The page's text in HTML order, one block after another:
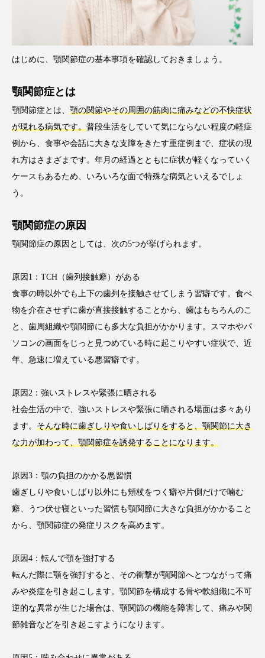
はじめに、顎関節症の基本事項を確認しておきましょう。
顎関節症とは
顎関節症とは、 顎の関節やその周囲の筋肉に痛みなどの不快症状
が現れる病気です。普段生活をしていて気にならない程度の軽症
例から、食事や会話に大きな支障をきたす重症例まで、症状の現
れ方はさまざまです。年月の経過とともに症状が軽くなっていく
ケースもあるため、いろいろな面で特殊な病気といえるでしょ
う。
顎関節症の原因
顎関節症の原因としては、次の5つが挙げられます。
原因1：TCH（歯列接触癖）がある
食事の時以外でも上下の歯列を接触させてしまう習癖です。食べ
物を介在させずに歯が直接接触することから、歯はもちろんのこ
と、歯周組織や顎関節にも多大な負担がかかります。スマホやパ
ソコンの画面をじっと見つめている時に起こりやすい症状で、近
年、急速に増えている悪習癖です。
原因2：強いストレスや緊張に晒される
社会生活の中で、強いストレスや緊張に晒される場面は多々あり
ます。 そんな時に歯ぎしりや食いしばりをすると、顎関節に大き
な力が加わって、顎関節症を誘発することになります。
原因3：顎の負担のかかる悪習慣
歯ぎしりや食いしばり以外にも頬杖をつく癖や片側だけで噛む
癖、うつ伏せ寝といった習慣も顎関節に大きな負担がかかること
から、顎関節症の発症リスクを高めます。
原因4：転んで顎を強打する
転んだ際に顎を強打すると、その衝撃が顎関節へとつながって痛
みや炎症を引き起こします。顎関節を構成する骨や軟組織に不可
逆的な異常が生じた場合は、顎関節の機能を障害して、痛みや関
節雑音などを引き起こすようになります。